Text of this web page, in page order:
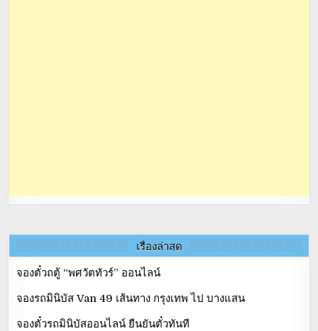
เรื่องล่าสุด
จองตั๋วถตู้ “พศวัตทัวร์” ออนไลน์
จองรถมินิบัส Van 49 เส้นทาง กรุงเทพ ไป บางแสน
จองตั๋วรถมินิบัสออนไลน์ ยืนยันตั๋วทันที